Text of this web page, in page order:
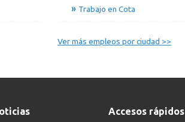
Trabajo en Cota
Ver más empleos por ciudad >>
Accesos rápidos